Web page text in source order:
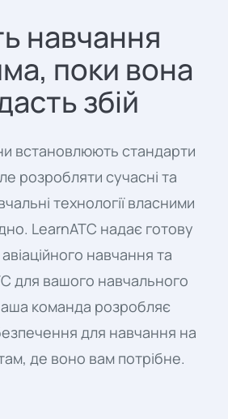
навчання
поки вона
збій
встановлюють стандарти
розробляти сучасні та
технології власними
LearnATC надає готову
навчання та
для вашого навчального
команда розробляє
для навчання на
де воно вам потрібне.